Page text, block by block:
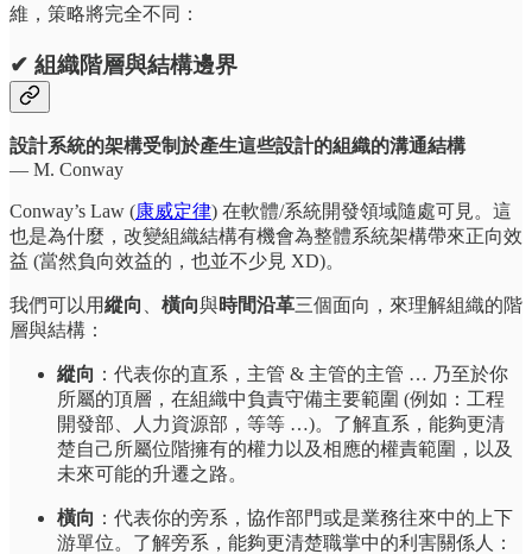
維，策略將完全不同：
✔ 組織階層與結構邊界
設計系統的架構受制於產生這些設計的組織的溝通結構
— M. Conway
Conway’s Law (康威定律) 在軟體/系統開發領域隨處可見。這
也是為什麼，改變組織結構有機會為整體系統架構帶來正向效
益 (當然負向效益的，也並不少見 XD)。
我們可以用縱向 橫向與時間沿革三個面向，來理解組織的階
層與結構：
縱向 ：代表你的直系，主管 & 主管的主管 … 乃至於你
所屬的頂層，在組織中負責守備主要範圍 (例如：工程
開發部、人力資源部，等等 …)。了解直系，能夠更清
楚自己所屬位階擁有的權力以及相應的權責範圍，以及
未來可能的升遷之路。
橫向 ：代表你的旁系，協作部門或是業務往來中的上下
游單位。了解旁系，能夠更清楚職掌中的利害關係人：